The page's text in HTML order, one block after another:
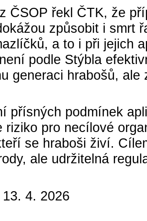
ČSOP řekl ČTK, že
způsobit i smrt
a to i při jejich
podle Stýbla
generaci hrabošů,
přísných podmínek
riziko pro necílové
se hraboši živí.
ale udržitelná
4. 2026